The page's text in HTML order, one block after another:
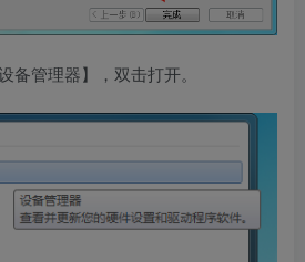
备管理器】，双击打开。